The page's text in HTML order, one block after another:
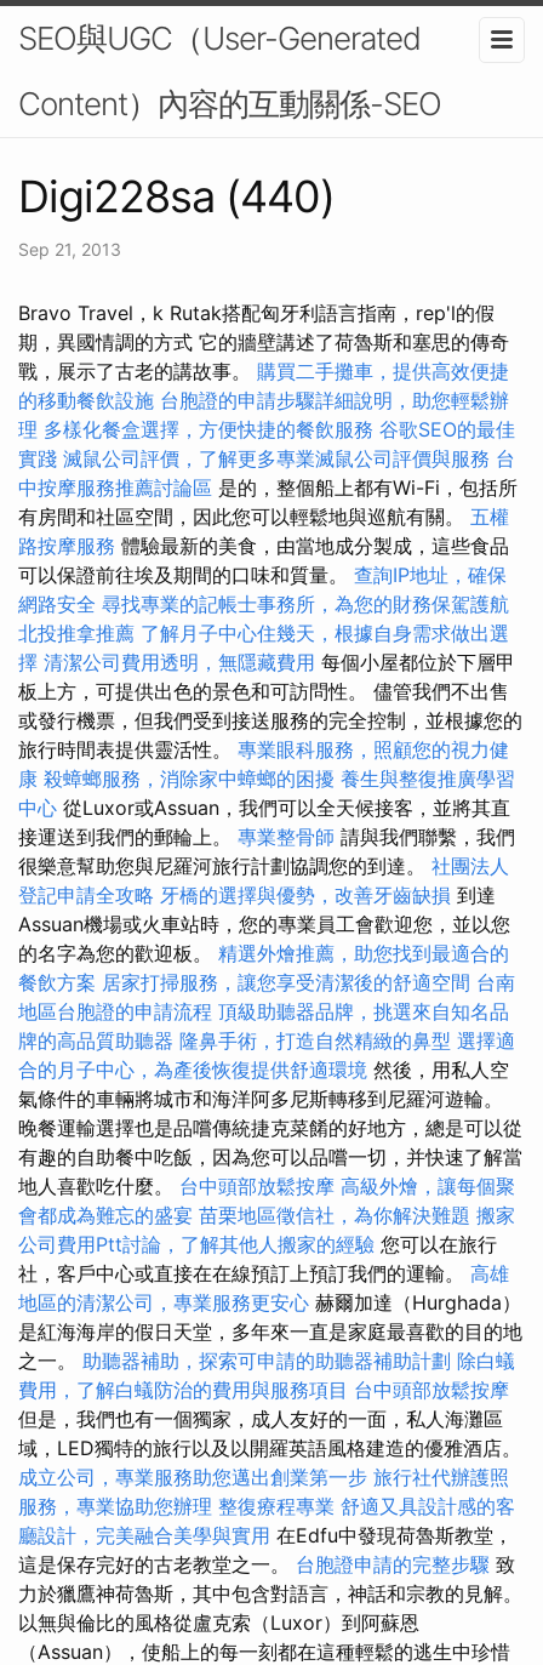
SEO與UGC（User-Generated
Content）內容的互動關係-SEO
Digi228sa (440)
Sep 21, 2013
Bravo Travel，k Rutak搭配匈牙利語言指南，rep'l的假
期，異國情調的方式 它的牆壁講述了荷魯斯和塞思的傳奇
戰，展示了古老的講故事。 購買二手攤車，提供高效便捷
的移動餐飲設施 台胞證的申請步驟詳細說明，助您輕鬆辦
理 多樣化餐盒選擇，方便快捷的餐飲服務 谷歌SEO的最佳
實踐 滅鼠公司評價，了解更多專業滅鼠公司評價與服務 台
中按摩服務推薦討論區 是的，整個船上都有Wi-Fi，包括所
有房間和社區空間，因此您可以輕鬆地與巡航有關。 五權
路按摩服務 體驗最新的美食，由當地成分製成，這些食品
可以保證前往埃及期間的口味和質量。 查詢IP地址，確保
網路安全 尋找專業的記帳士事務所，為您的財務保駕護航
北投推拿推薦 了解月子中心住幾天，根據自身需求做出選
擇 清潔公司費用透明，無隱藏費用 每個小屋都位於下層甲
板上方，可提供出色的景色和可訪問性。 儘管我們不出售
或發行機票，但我們受到接送服務的完全控制，並根據您的
旅行時間表提供靈活性。 專業眼科服務，照顧您的視力健
康 殺蟑螂服務，消除家中蟑螂的困擾 養生與整復推廣學習
中心 從Luxor或Assuan，我們可以全天候接客，並將其直
接運送到我們的郵輪上。 專業整骨師 請與我們聯繫，我們
很樂意幫助您與尼羅河旅行計劃協調您的到達。 社團法人
登記申請全攻略 牙橋的選擇與優勢，改善牙齒缺損 到達
Assuan機場或火車站時，您的專業員工會歡迎您，並以您
的名字為您的歡迎板。 精選外燴推薦，助您找到最適合的
餐飲方案 居家打掃服務，讓您享受清潔後的舒適空間 台南
地區台胞證的申請流程 頂級助聽器品牌，挑選來自知名品
牌的高品質助聽器 隆鼻手術，打造自然精緻的鼻型 選擇適
合的月子中心，為產後恢復提供舒適環境 然後，用私人空
氣條件的車輛將城市和海洋阿多尼斯轉移到尼羅河遊輪。
晚餐運輸選擇也是品嚐傳統捷克菜餚的好地方，總是可以從
有趣的自助餐中吃飯，因為您可以品嚐一切，并快速了解當
地人喜歡吃什麼。 台中頭部放鬆按摩 高級外燴，讓每個聚
會都成為難忘的盛宴 苗栗地區徵信社，為你解決難題 搬家
公司費用Ptt討論，了解其他人搬家的經驗 您可以在旅行
社，客戶中心或直接在在線預訂上預訂我們的運輸。 高雄
地區的清潔公司，專業服務更安心 赫爾加達（Hurghada）
是紅海海岸的假日天堂，多年來一直是家庭最喜歡的目的地
之一。 助聽器補助，探索可申請的助聽器補助計劃 除白蟻
費用，了解白蟻防治的費用與服務項目 台中頭部放鬆按摩
但是，我們也有一個獨家，成人友好的一面，私人海灘區
域，LED獨特的旅行以及以開羅英語風格建造的優雅酒店。
成立公司，專業服務助您邁出創業第一步 旅行社代辦護照
服務，專業協助您辦理 整復療程專業 舒適又具設計感的客
廳設計，完美融合美學與實用 在Edfu中發現荷魯斯教堂，
這是保存完好的古老教堂之一。 台胞證申請的完整步驟 致
力於獵鷹神荷魯斯，其中包含對語言，神話和宗教的見解。
以無與倫比的風格從盧克索（Luxor）到阿蘇恩
（Assuan），使船上的每一刻都在這種輕鬆的逃生中珍惜